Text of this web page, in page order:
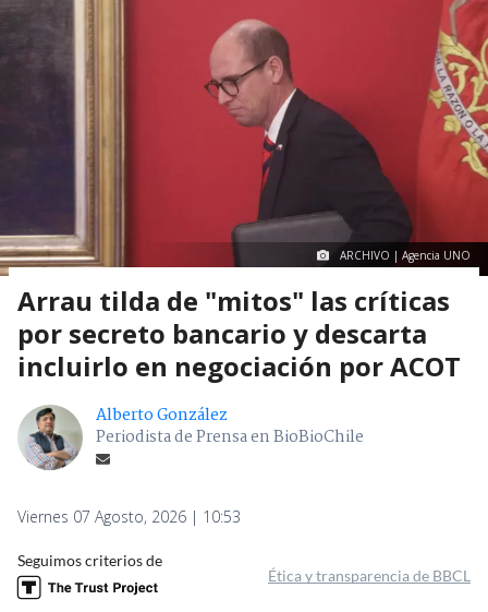
ARCHIVO | Agencia UNO
Arrau tilda de "mitos" las críticas
por secreto bancario y descarta
incluirlo en negociación por ACOT
Alberto González
Periodista de Prensa en BioBioChile
Viernes 07 Agosto, 2026 | 10:53
Seguimos criterios de
Ética y transparencia de BBCL